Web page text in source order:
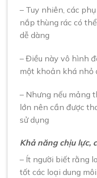
– Tuy nhiên, các
nắp thùng rác có
dễ dàng
– Điều này vô hình
một khoản khá nhỏ
– Nhưng nếu mảng
lớn nên cần được
sử dụng
Khả năng chịu lực,
– Ít người biết rằng
tốt các loại dung